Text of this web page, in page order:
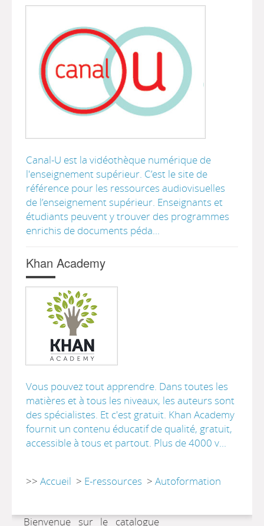
Canal-U est la vidéothèque numérique de
l'enseignement supérieur. C’est le site de
référence pour les ressources audiovisuelles
de l’enseignement supérieur. Enseignants et
étudiants peuvent y trouver des programmes
enrichis de documents péda...
Khan Academy
Vous pouvez tout apprendre. Dans toutes les
matières et à tous les niveaux, les auteurs sont
des spécialistes. Et c'est gratuit. Khan Academy
fournit un contenu éducatif de qualité, gratuit,
accessible à tous et partout. Plus de 4000 v...
>> Accueil > E-ressources > Autoformation
Bienvenue sur le catalogue